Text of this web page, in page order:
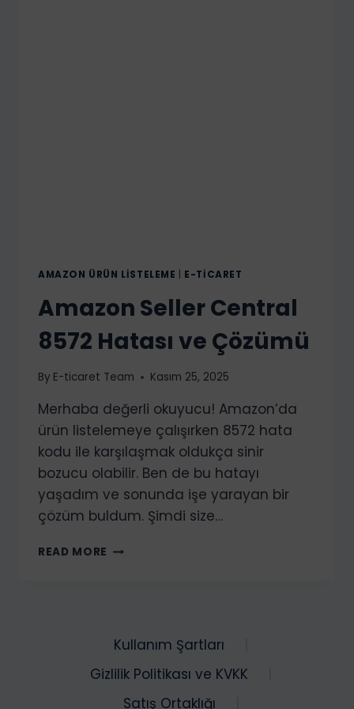
AMAZON ÜRÜN LISTELEME E-TICARET
Amazon Seller Central
8572 Hatası ve Çözümü
By E-ticaret Team Kasım 25, 2025
Merhaba değerli okuyucu! Amazon’da
ürün listelemeye çalışırken 8572 hata
kodu ile karşılaşmak oldukça sinir
bozucu olabilir. Ben de bu hatayı
yaşadım ve sonunda işe yarayan bir
çözüm buldum. Şimdi size…
READ MORE AMAZON
ÇÖZÜMÜ
Kullanım Şartları
Gizlilik Politikası ve KVKK
Satış Ortaklığı